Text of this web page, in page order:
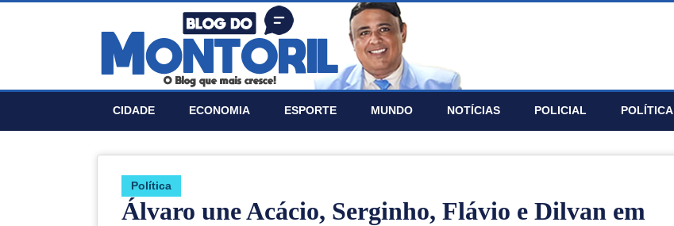
CIDADE ECONOMIA ESPORTE MUNDO NOTÍ­CIAS POLICIAL POLÍTICA
Política
Álvaro une Acácio, Serginho, Flávio e Dilvan em